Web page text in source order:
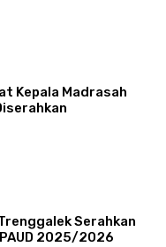
Kepala Madrasah
Trenggalek Serahkan
PAUD 2025/2026